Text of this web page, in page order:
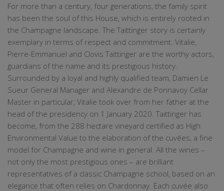
For more than a century, four generations, the family spirit
has been the soul of this House, which is entirely rooted in
the Champagne landscape. The Taittinger story is certainly
exemplary in terms of respect and commitment. Vitalie,
Pierre-Emmanuel and Clovis Taittinger are the worthy actors,
guardians of the name and its prestigious history.
Surrounded by a loyal and highly qualified team, Damien Le
Sueur General Manager and Alexandre de Ponnavoy Cellar
Master in particular, Vitalie took over from her father at the
head of the presidency on 1 January 2020. Taittinger has
become, from the 288 hectare vineyard certified as High
Environmental Value to the elaboration of the cuvées, a fine
model for Champagne and wine in general. All the wines –
not only the most prestigious ones – are brilliant
representatives of a classic Champagne school, based on an
elegance that often relies on Chardonnay. Each cuvée also